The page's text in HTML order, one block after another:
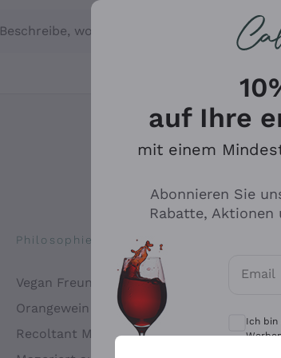
Beschreibe, wonach du suchst
Philosophien
Vegan Freundlich
Orangewein
Recoltant Manipulant
Antinori
Ca' del
auf Ihre
mit einem
Abonnieren Sie
Rabatte,
Email
Ich bin